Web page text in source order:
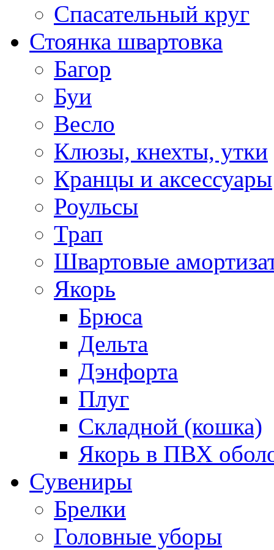
Спасательный круг
Стоянка швартовка
Багор
Буи
Весло
Клюзы, кнехты, утки
Кранцы и аксессуары
Роульсы
Трап
Швартовые
Якорь
Брюса
Дельта
Дэнфорта
Плуг
Складной (кошка)
Якорь в ПВХ
Сувениры
Брелки
Головные уборы